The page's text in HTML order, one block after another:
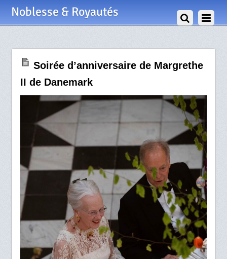
Noblesse & Royautés
Soirée d’anniversaire de Margrethe
II de Danemark